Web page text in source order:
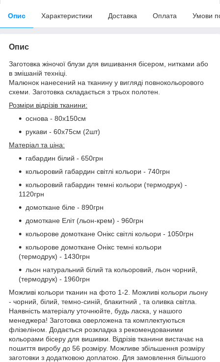
Опис Характеристики Доставка Оплата Умови
Опис
Заготовка жіночої блузи для вишивання бісером, нитками або
в змішаній техніці.
Малюнок нанесений на тканину у вигляді повнокольорового
схеми. Заготовка складається з трьох полотен.
Розміри відрізів тканини:
основа - 80х150см
рукави - 60х75см (2шт)
Матеріал та ціна:
габардин білий - 650грн
кольоровий габардин світлі кольори - 740грн
кольоровий габардин темні кольори (термодрук) -
1120грн
домоткане біле - 890грн
домоткане Еліт (льон-крем) - 960грн
кольорове домоткане Онікс світлі кольори - 1050грн
кольорове домоткане Онікс темні кольори
(термодрук) - 1430грн
льон натуральний білий та кольоровий, льон чорний,
(термодрук) - 1960грн
Можливі кольори тканин на фото 1-2. Можливі кольори льону
- чорний, білий, темно-синій, блакитний , та оливка світла.
Наявність матеріалу уточнюйте, будь ласка, у нашого
менеджера! Заготовка оверложена та комплектуються
флізеліном. Додається розкладка з рекомендованими
кольорами бісеру для вишивки. Відрізів тканини вистачає на
пошиття виробу до 56 розміру. Можливе збільшення розміру
заготовки з додатковою доплатою. Для замовлення більшого